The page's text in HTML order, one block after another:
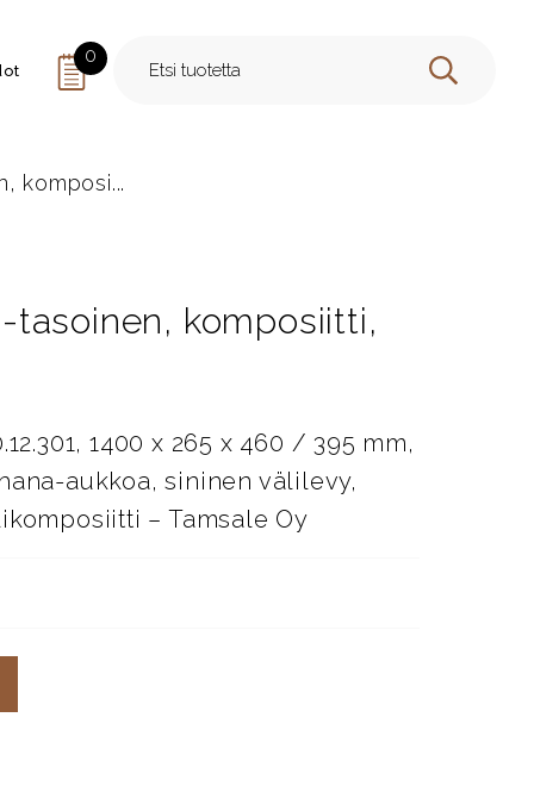
0
HAE
komposi...
tasoinen, komposiitti,
1400 x 265 x 460 / 395 mm,
aukkoa, sininen välilevy,
– Tamsale Oy